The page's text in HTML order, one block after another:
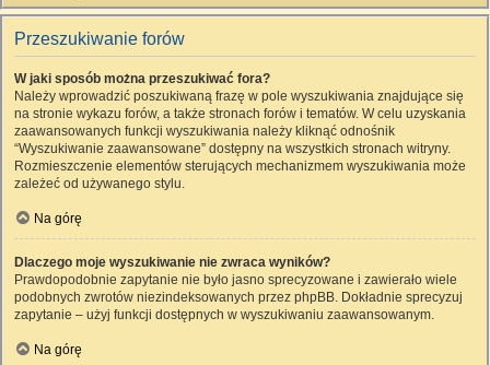
Przeszukiwanie forów
W jaki sposób można przeszukiwać fora?
Należy wprowadzić poszukiwaną frazę w pole wyszukiwania znajdujące się
na stronie wykazu forów, a także stronach forów i tematów. W celu uzyskania
zaawansowanych funkcji wyszukiwania należy kliknąć odnośnik
“Wyszukiwanie zaawansowane” dostępny na wszystkich stronach witryny.
Rozmieszczenie elementów sterujących mechanizmem wyszukiwania może
zależeć od używanego stylu.
Na górę
Dlaczego moje wyszukiwanie nie zwraca wyników?
Prawdopodobnie zapytanie nie było jasno sprecyzowane i zawierało wiele
podobnych zwrotów niezindeksowanych przez phpBB. Dokładnie sprecyzuj
zapytanie – użyj funkcji dostępnych w wyszukiwaniu zaawansowanym.
Na górę